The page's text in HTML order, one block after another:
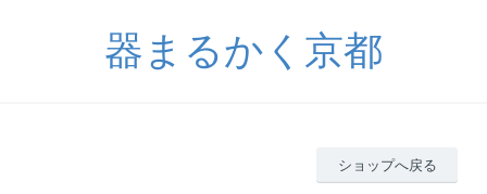
器まるかく京都
ショップへ戻る